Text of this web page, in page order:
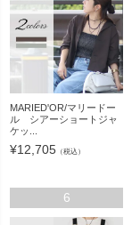
MARIED'OR/マリードー
ル シアーショートジャ
ケッ...
¥12,705 （税込）
6